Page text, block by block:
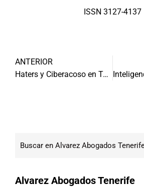
ISSN 3127-4137
ANTERIOR
Haters y Ciberacoso en Tenerife
Alvarez Abogados Tenerife